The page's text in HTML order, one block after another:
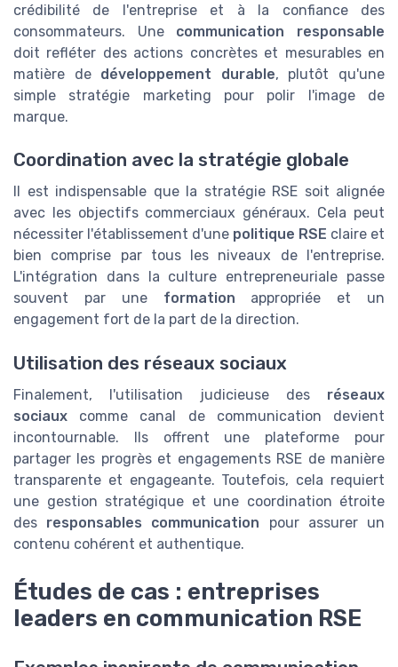
crédibilité de l'entreprise et à la confiance des
consommateurs. Une communication responsable
doit refléter des actions concrètes et mesurables en
matière de développement durable, plutôt qu'une
simple stratégie marketing pour polir l'image de
marque.
Coordination avec la stratégie globale
Il est indispensable que la stratégie RSE soit alignée
avec les objectifs commerciaux généraux. Cela peut
nécessiter l'établissement d'une politique RSE claire et
bien comprise par tous les niveaux de l'entreprise.
L'intégration dans la culture entrepreneuriale passe
souvent par une formation appropriée et un
engagement fort de la part de la direction.
Utilisation des réseaux sociaux
Finalement, l'utilisation judicieuse des réseaux
sociaux comme canal de communication devient
incontournable. Ils offrent une plateforme pour
partager les progrès et engagements RSE de manière
transparente et engageante. Toutefois, cela requiert
une gestion stratégique et une coordination étroite
des responsables communication pour assurer un
contenu cohérent et authentique.
Études de cas : entreprises
leaders en communication RSE